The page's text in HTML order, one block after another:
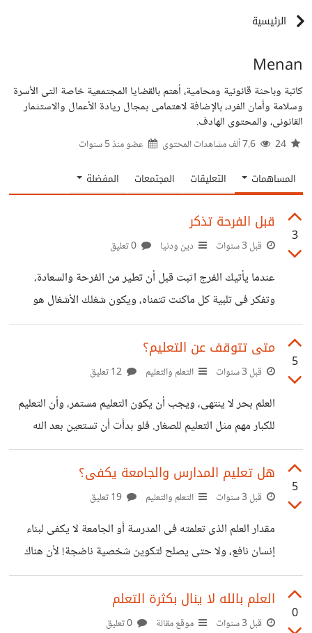
الرئيسية
Menan
كاتبة وباحثة قانونية ومحامية، أهتم بالقضايا المجتمعية خاصة التى الأسرة
وسلامة وأمان الفرد، بالإضافة لاهتمامى بمجال ريادة الأعمال والاستثمار
القانونى، والمحتوى الهادف.
عضو منذ5 سنوات
المساهمات التعليقات المجتمعات المفضلة
3
قبل الفرحة تذكر
قبل 3 سنوات دين ودنيا
عندما يأتيك الفرج اثبت قبل أن تطير من الفرحة والسعادة،
وتفكر فى تلبية كل ماكنت تتمناه، ويكون شغلك الأشغال هو
كيفية المحافظة على المال واستثمارية، وأن تمتع نفسك التى
حُرمت من أشياء كثيرة! وبالطبع تمتع أسرتك المسكينة. وهنا
توقف لحظة، وتذكر الله عز وجل فهو الذي كرمك، هو الذي
إنك ستقول مستحيل أبعد عنه، كلنا نقول ذلك، ولكن بدون أن
نقصد ننشغل بالدنيا، وتأخذنا بعيداً. لهذا علينا أن نذكر
5
متى تتوقف عن التعليم؟
قبل 3 سنوات التعلم والتعليم
العلم بحر لا ينتهى، ويجب أن يكون التعليم مستمر، وأن التعليم
للكبار مهم مثل التعليم للصغار. فلو بدأت أن تستعين بعد الله
سبحانه وتعالى، استعين بالعلم فى أى شىء يقف أمامك فى
حياتك، ستجد نفسك تنمو كل يوم، والنمو الذي أقصده ليس النمو
بالسن، وإنما بالعقل؛ بالفكر. وأعلم أنه ليس كل رجل عجوز حكيم!
تافهة! وهناك العكس تجد شاب صغير ولكن بسبب علمه لديه من
الحكمة والخبرة والمهارات ما يفوق من
5
هل تعليم المدارس والجامعة يكفى؟
قبل 3 سنوات التعلم والتعليم
مقدار العلم الذى تعلمته فى المدرسة أو الجامعة لا يكفى لبناء
إنسان نافع، ولا حتى يصلح لتكوين شخصية ناضجة! لأن هناك
علوم كثيرة غفلت عنها المدراس وبعض الجامعات! رغم إنها مهمة
فى حياة الإنسان كتعليم الفتاة من صغرها كيف ستصبح أم؟
وتعليم الولد كيف يصبح أب؟ وللآسف وتركوا الأمر للخبرة
0
العلم بالله لا ينال بكثرة التعلم
قبل 3 سنوات موقع مقالة